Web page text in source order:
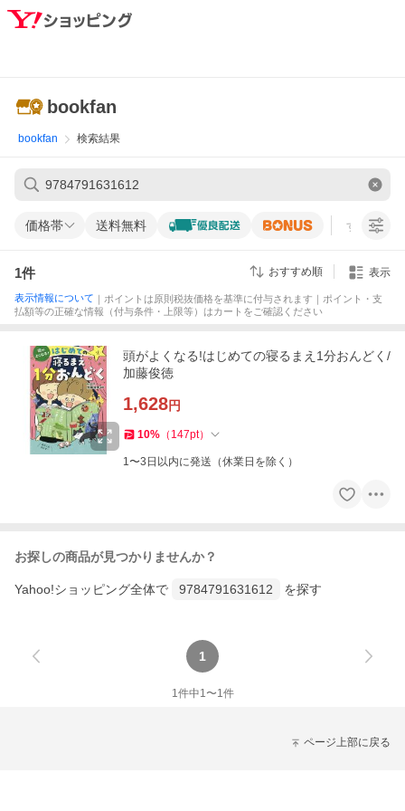
bookfan
bookfan 検索結果
価格帯 送料無料 すべての条
1件 おすすめ順 表示
表示情報について ｜ポイントは原則税抜価格を基準に付与されます｜ポイント・支
払額等の正確な情報（付与条件・上限等）はカートをご確認ください
頭がよくなる!はじめての寝るまえ1分おんどく/
加藤俊徳
1,628円
10% （ 147pt）
1〜3日以内に発送（休業日を除く）
お探しの商品が見つかりませんか？
Yahoo!ショッピング全体で 9784791631612 を探す
1
1件中1〜1件
ページ上部に戻る